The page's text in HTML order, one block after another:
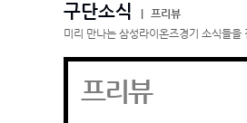
구단소식
프리뷰
미리 만나는 삼성라이온즈경기 소식들을
프리뷰